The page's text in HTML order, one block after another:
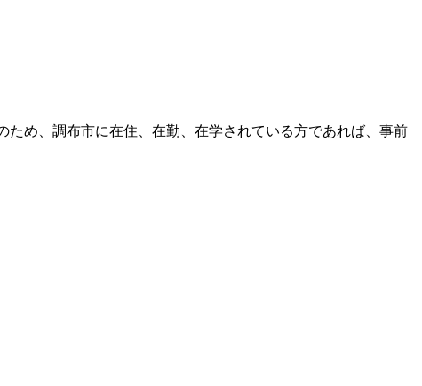
め、調布市に在住、在勤、在学されている方であれば、事前